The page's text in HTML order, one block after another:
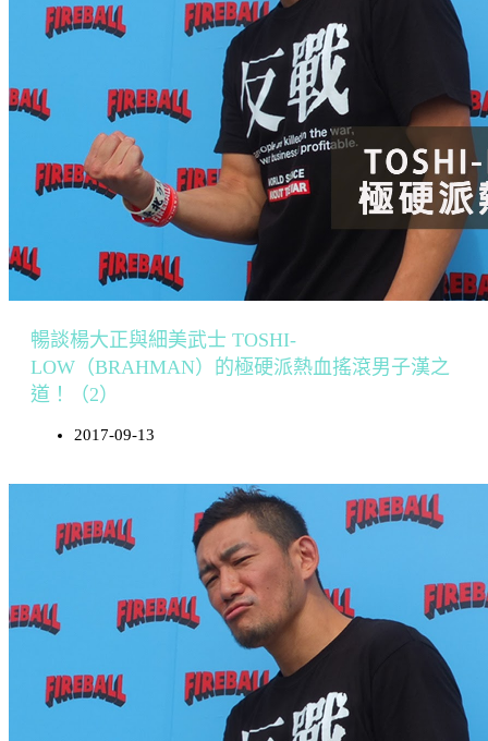
暢談楊大正與細美武士 TOSHI-
LOW（BRAHMAN）的極硬派熱血搖滾男子漢之
道！（2）
2017-09-13